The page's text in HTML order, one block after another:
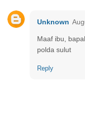
Unknown
Maaf ibu,
polda sulut
Reply